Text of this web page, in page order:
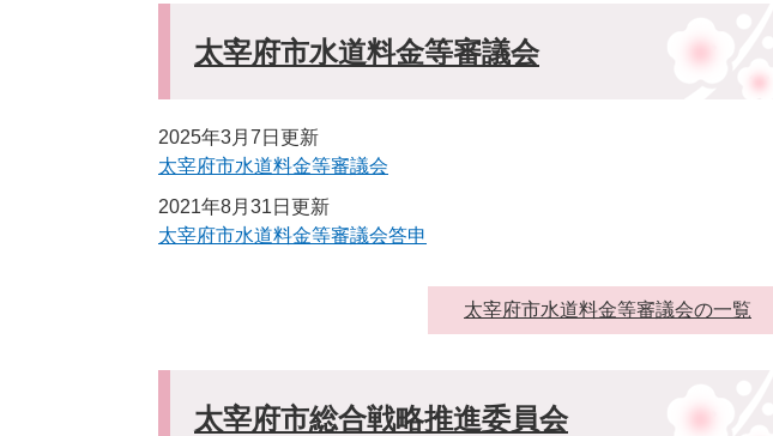
太宰府市水道料金等審議会
2025年3月7日更新
太宰府市水道料金等審議会
2021年8月31日更新
太宰府市水道料金等審議会答申
太宰府市水道料金等審議会の一覧
太宰府市総合戦略推進委員会